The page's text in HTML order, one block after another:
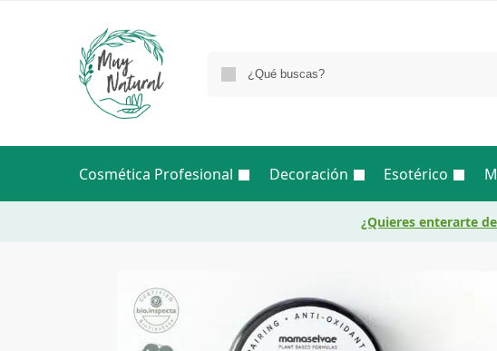
Cosmética Profesional Decoración Esotérico
¿Quieres enterarte